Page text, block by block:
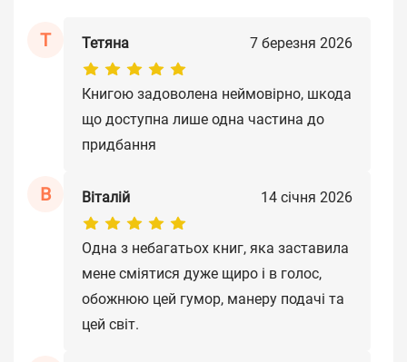
Т Тетяна 7 березня 2026
Книгою задоволена неймовірно, шкода
що доступна лише одна частина до
придбання
В Віталій 14 січня 2026
Одна з небагатьох книг, яка заставила
мене сміятися дуже щиро і в голос,
обожнюю цей гумор, манеру подачі та
цей світ.